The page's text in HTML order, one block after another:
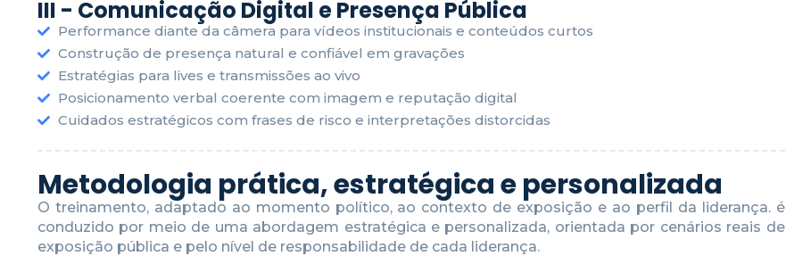
III - Comunicação Digital e Presença Pública
Performance diante da câmera para vídeos institucionais e conteúdos curtos
Construção de presença natural e confiável em gravações
Estratégias para lives e transmissões ao vivo
Posicionamento verbal coerente com imagem e reputação digital
Cuidados estratégicos com frases de risco e interpretações distorcidas
Metodologia prática, estratégica e personalizada
O treinamento, adaptado ao momento político, ao contexto de exposição e ao perfil da liderança. é
conduzido por meio de uma abordagem estratégica e personalizada, orientada por cenários reais de
exposição pública e pelo nível de responsabilidade de cada liderança.